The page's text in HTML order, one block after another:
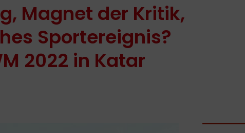
Magnet der Kritik,
Sportereignis?
2022 in Katar